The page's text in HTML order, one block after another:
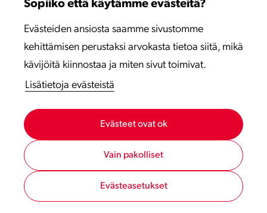
Sopiiko että käytämme evästeitä?
Evästeiden ansiosta saamme sivustomme
kehittämisen perustaksi arvokasta tietoa siitä, mikä
kävijöitä kiinnostaa ja miten sivut toimivat.
Lisätietoja evästeistä
Evästeet ovat ok
Vain pakolliset
Evästeasetukset
Viro
Latvia
Tietosuojaseloste